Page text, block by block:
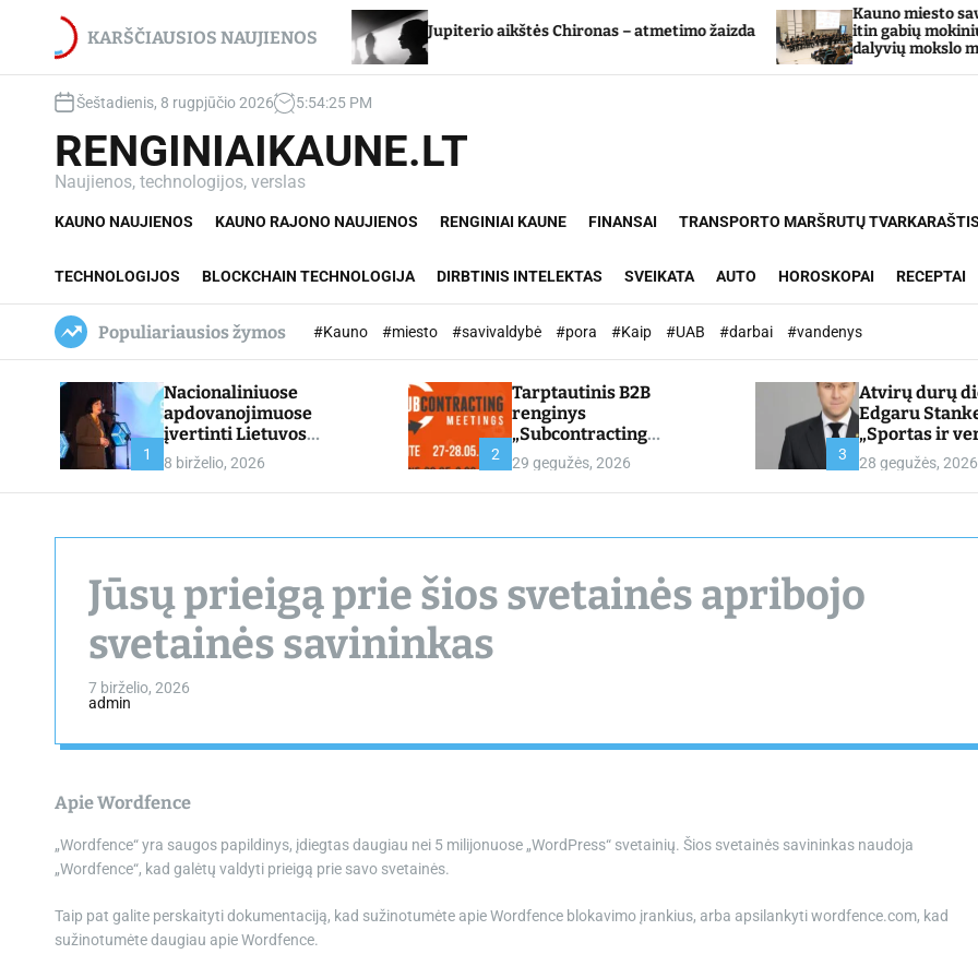
KARŠČIAUSIOS NAUJIENOS
Egidijui Stancikui – net du
Jupiterio aikštės Chironas – atmetimo žaizda
Kauno miesto savivaldybė
itin gabių mokinių ugdymo
dalyvių mokslo metų baigimo
Šeštadienis, 8 rugpjūčio 2026 5:54:26 PM
RENGINIAIKAUNE.LT
Naujienos, technologijos, verslas
KAUNO NAUJIENOS KAUNO RAJONO NAUJIENOS RENGINIAI KAUNE FINANSAI TRANSPORTO MARŠRUTŲ
TECHNOLOGIJOS BLOCKCHAIN TECHNOLOGIJA DIRBTINIS INTELEKTAS SVEIKATA AUTO HOROSKOPAI RECEPTAI
Populiariausios žymos #Kauno #miesto #savivaldybė #pora #Kaip #UAB #darbai #vandenys
1
Nacionaliniuose
apdovanojimuose
įvertinti Lietuvos
profesinio mokymo
lyderiai
8 birželio, 2026 2
Tarptautinis B2B
renginys
„Subcontracting
Meetings 2026“ –
chamber.lt
29 gegužės, 2026 3
Atvirų durų
Edgaru
„Sportas ir
partnerystės,
kuria vertę“ –
chamber.lt
28 gegužės, 2026
Jūsų prieigą prie šios svetainės apribojo
svetainės savininkas
7 birželio, 2026
admin
Apie Wordfence
„Wordfence“ yra saugos papildinys, įdiegtas daugiau nei 5 milijonuose „WordPress“ svetainių. Šios svetainės savininkas naudoja
„Wordfence“, kad galėtų valdyti prieigą prie savo svetainės.
Taip pat galite perskaityti dokumentaciją, kad sužinotumėte apie Wordfence blokavimo įrankius, arba apsilankyti wordfence.com, kad
sužinotumėte daugiau apie Wordfence.